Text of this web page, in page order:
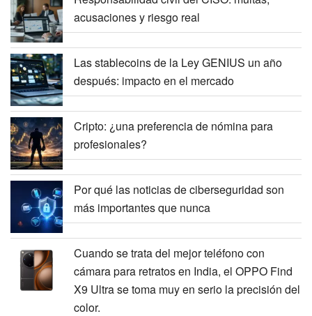
acusaciones y riesgo real
Las stablecoins de la Ley GENIUS un año
después: impacto en el mercado
Cripto: ¿una preferencia de nómina para
profesionales?
Por qué las noticias de ciberseguridad son
más importantes que nunca
Cuando se trata del mejor teléfono con
cámara para retratos en India, el OPPO Find
X9 Ultra se toma muy en serio la precisión del
color.